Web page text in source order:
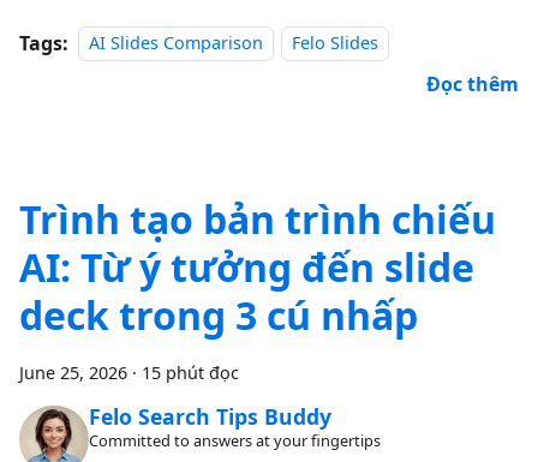
Tags: AI Slides Comparison Felo Slides
Đọc thêm
Trình tạo bản trình chiếu
AI: Từ ý tưởng đến slide
deck trong 3 cú nhấp
June 25, 2026 · 15 phút đọc
Felo Search Tips Buddy
Committed to answers at your fingertips